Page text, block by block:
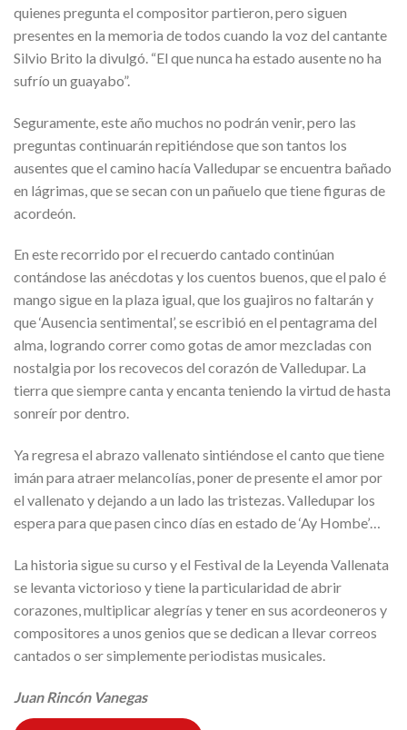
quienes pregunta el compositor partieron, pero siguen
presentes en la memoria de todos cuando la voz del cantante
Silvio Brito la divulgó. “El que nunca ha estado ausente no ha
sufrío un guayabo”.
Seguramente, este año muchos no podrán venir, pero las
preguntas continuarán repitiéndose que son tantos los
ausentes que el camino hacía Valledupar se encuentra bañado
en lágrimas, que se secan con un pañuelo que tiene figuras de
acordeón.
En este recorrido por el recuerdo cantado continúan
contándose las anécdotas y los cuentos buenos, que el palo é
mango sigue en la plaza igual, que los guajiros no faltarán y
que ‘Ausencia sentimental’, se escribió en el pentagrama del
alma, logrando correr como gotas de amor mezcladas con
nostalgia por los recovecos del corazón de Valledupar. La
tierra que siempre canta y encanta teniendo la virtud de hasta
sonreír por dentro.
Ya regresa el abrazo vallenato sintiéndose el canto que tiene
imán para atraer melancolías, poner de presente el amor por
el vallenato y dejando a un lado las tristezas. Valledupar los
espera para que pasen cinco días en estado de ‘Ay Hombe’…
La historia sigue su curso y el Festival de la Leyenda Vallenata
se levanta victorioso y tiene la particularidad de abrir
corazones, multiplicar alegrías y tener en sus acordeoneros y
compositores a unos genios que se dedican a llevar correos
cantados o ser simplemente periodistas musicales.
Juan Rincón Vanegas